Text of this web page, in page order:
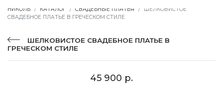
НИКОЛЬ КАТАЛОГ СВАДЕБНЫЕ ПЛАТЬЯ
ШЕЛКОВИСТОЕ
СВАДЕБНОЕ ПЛАТЬЕ В ГРЕЧЕСКОМ СТИЛЕ
ШЕЛКОВИСТОЕ СВАДЕБНОЕ ПЛАТЬЕ В
ГРЕЧЕСКОМ СТИЛЕ
45 900 р.